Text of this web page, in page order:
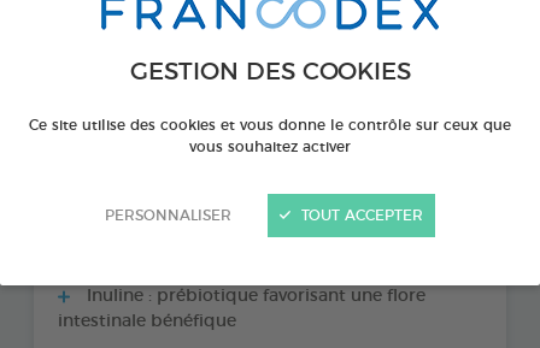
GESTION DES COOKIES
Ce site utilise des cookies et vous donne le contrôle sur ceux que
vous souhaitez activer
PERSONNALISER TOUT ACCEPTER
LES + PRODUITS
Inuline : prébiotique favorisant une flore
intestinale bénéfique